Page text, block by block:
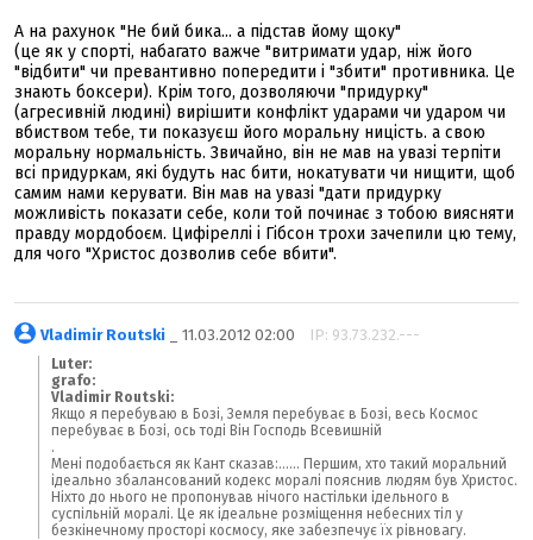
А на рахунок "Не бий бика... а підстав йому щоку"
(це як у спорті, набагато важче "витримати удар, ніж його
"відбити" чи превантивно попередити і "збити" противника. Це
знають боксери). Крім того, дозволяючи "придурку"
(агресивній людині) вирішити конфлікт ударами чи ударом чи
вбиством тебе, ти показуєш його моральну ницість. а свою
моральну нормальність. Звичайно, він не мав на увазі терпіти
всі придуркам, які будуть нас бити, нокатувати чи нищити, щоб
самим нами керувати. Він мав на увазі "дати придурку
можливість показати себе, коли той починає з тобою виясняти
правду мордобоєм. Цифіреллі і Гібсон трохи зачепили цю тему,
для чого "Христос дозволив себе вбити".
Vladimir Routski _ 11.03.2012 02:00 IP: 93.73.232.---
Luter:
grafo:
Vladimir Routski:
Якщо я перебуваю в Бозі, Земля перебуває в Бозі, весь Космос
перебуває в Бозі, ось тоді Він Господь Всевишній
.
Мені подобається як Кант сказав:...... Першим, хто такий моральний
ідеально збалансований кодекс моралі пояснив людям був Христос.
Ніхто до нього не пропонував нічого настільки ідельного в
суспільній моралі. Це як ідеальне розміщення небесних тіл у
безкінечному просторі космосу, яке забезпечує їх рівновагу.